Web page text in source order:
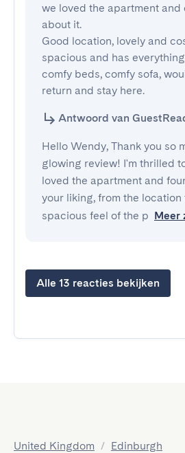
we loved the apartment and
about it.
Good location, lovely and
spacious and has
comfy beds, comfy sofa,
return and stay here.
Antwoord van
Hello Wendy, Thank you so
glowing review! I'm thrilled
loved the apartment and
your liking, from the location
spacious feel of the p Meer
Alle 13 reacties bekijken
United Kingdom / Edinburgh